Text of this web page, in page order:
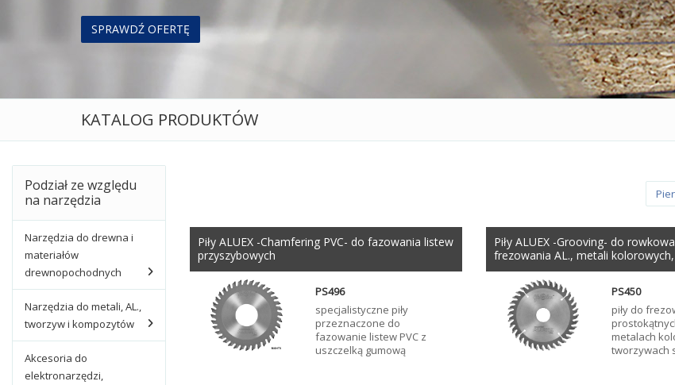
SPRAWDŹ PROMOCJE
KATALOG PRODUKTÓW
Podział ze względu
na narzędzia
Narzędzia do drewna i
materiałów
drewnopochodnych
Narzędzia do metali, AL.,
tworzyw i kompozytów
Akcesoria do
elektronarzędzi,
Piły ALUEX -Chamfering PVC- do fazowania listew
przyszybowych
PS496
specjalistyczne piły
przeznaczone do
fazowanie listew PVC z
uszczelką gumową
Piły ALUEX -Grooving- do
frezowania AL., metali kolorowych,
PS450
piły do
metalach
tworzywach